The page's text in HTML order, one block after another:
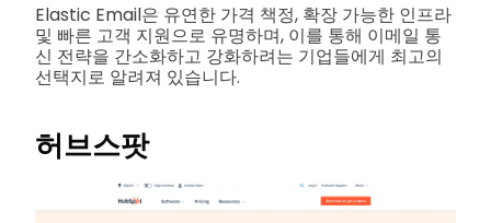
Elastic Email은 유연한 가격 책정, 확장 가능한 인프라
및 빠른 고객 지원으로 유명하며, 이를 통해 이메일 통
신 전략을 간소화하고 강화하려는 기업들에게 최고의
선택지로 알려져 있습니다.
허브스팟